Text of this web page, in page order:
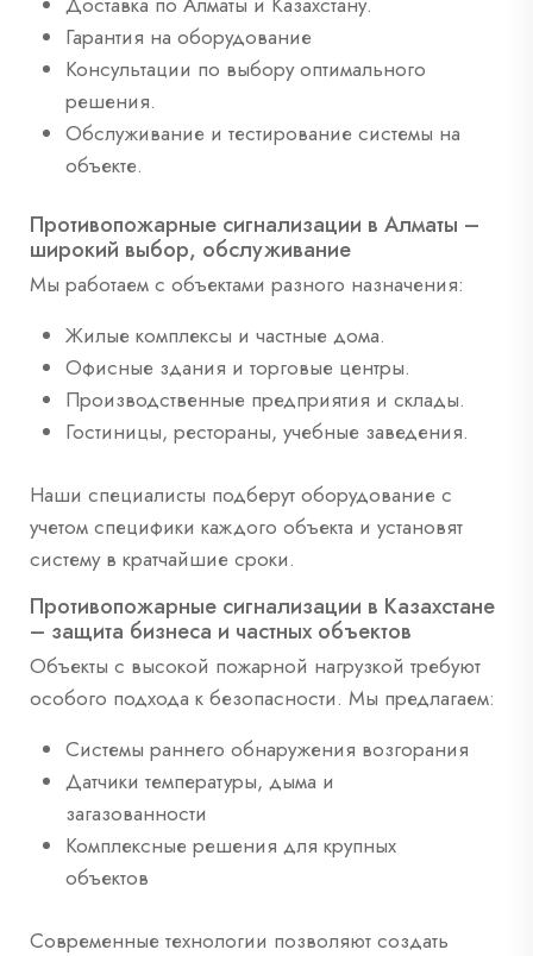
Гарантия на оборудование
Консультации по выбору оптимального
решения.
Обслуживание и тестирование системы на
объекте.
Противопожарные сигнализации в Алматы –
широкий выбор, обслуживание
Мы работаем с объектами разного назначения:
Жилые комплексы и частные дома.
Офисные здания и торговые центры.
Производственные предприятия и склады.
Гостиницы, рестораны, учебные заведения.
Наши специалисты подберут оборудование с
учетом специфики каждого объекта и установят
систему в кратчайшие сроки.
Противопожарные сигнализации в Казахстане
– защита бизнеса и частных объектов
Объекты с высокой пожарной нагрузкой требуют
особого подхода к безопасности. Мы предлагаем:
Системы раннего обнаружения возгорания
Датчики температуры, дыма и
загазованности
Комплексные решения для крупных
объектов
Современные технологии позволяют создать